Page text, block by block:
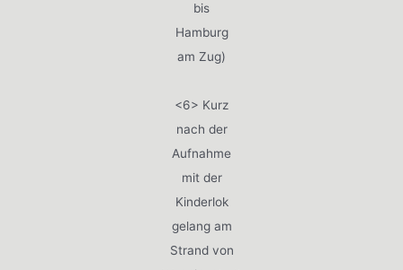
bis
Hamburg
am Zug)
<6> Kurz
nach der
Aufnahme
mit der
Kinderlok
gelang am
Strand von